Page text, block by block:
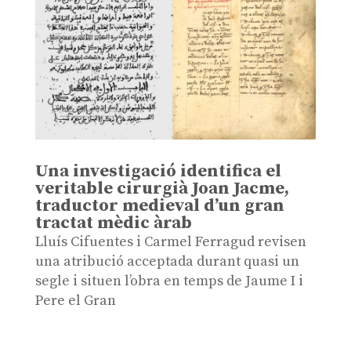
Una investigació identifica el
veritable cirurgià Joan Jacme,
traductor medieval d’un gran
tractat mèdic àrab
Lluís Cifuentes i Carmel Ferragud revisen
una atribució acceptada durant quasi un
segle i situen l’obra en temps de Jaume I i
Pere el Gran